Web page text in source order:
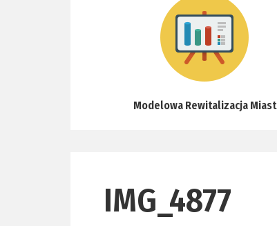
Modelowa Rewitalizacja Miast
IMG_4877